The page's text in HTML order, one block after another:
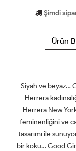
Şimdi
Ürün
Siyah ve beyaz…
Herrera
Herrera New
feminenliğini ve
tasarımı ile
bir koku… Good